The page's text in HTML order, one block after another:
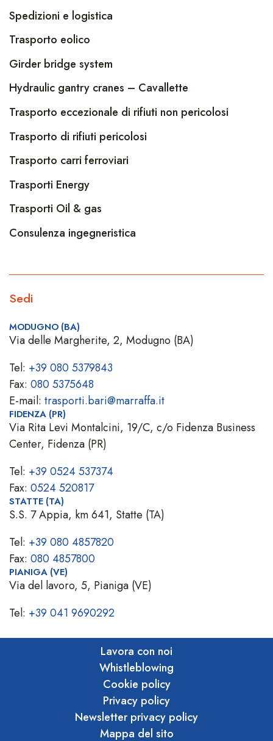
Spedizioni e logistica
Trasporto eolico
Girder bridge system
Hydraulic gantry cranes – Cavallette
Trasporto eccezionale di rifiuti non pericolosi
Trasporto di rifiuti pericolosi
Trasporto carri ferroviari
Trasporti Energy
Trasporti Oil & gas
Consulenza ingegneristica
Sedi
MODUGNO (BA)
Via delle Margherite, 2, Modugno (BA)
Tel: +39 080 5379843
Fax: 080 5375648
E-mail: trasporti.bari@marraffa.it
FIDENZA (PR)
Via Rita Levi Montalcini, 19/C, c/o Fidenza Business
Center, Fidenza (PR)
Tel: +39 0524 537374
Fax: 0524 520817
STATTE (TA)
S.S. 7 Appia, km 641, Statte (TA)
Tel: +39 080 4857820
Fax: 080 4857800
PIANIGA (VE)
Via del lavoro, 5, Pianiga (VE)
Tel: +39 041 9690292
Lavora con noi
Whistleblowing
Cookie policy
Privacy policy
Newsletter privacy policy
Mappa del sito